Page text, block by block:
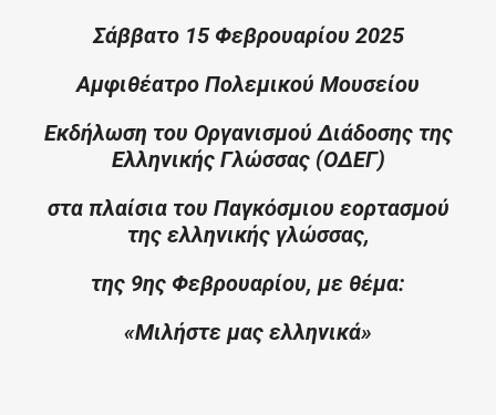
Σάββατο 15 Φεβρουαρίου 2025
Αμφιθέατρο Πολεμικού Μουσείου
Εκδήλωση του Οργανισμού Διάδοσης της
Ελληνικής Γλώσσας (ΟΔΕΓ)
στα πλαίσια του Παγκόσμιου εορτασμού
της ελληνικής γλώσσας,
της 9ης Φεβρουαρίου, με θέμα:
«Μιλήστε μας ελληνικά»